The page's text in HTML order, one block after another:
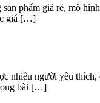
phẩm giá rẻ, mô
giá […]
nhiều người yêu
bài […]